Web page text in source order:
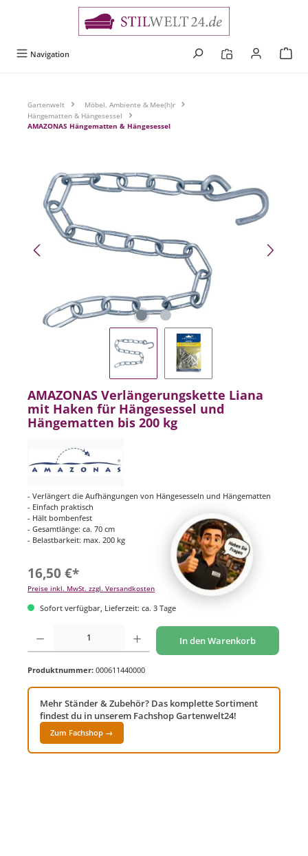
Navigation
Gartenwelt
Möbel, Ambiente & Mee(h)r
Hängematten & Hängesessel
AMAZONAS Hängematten & Hängesessel
Bildergalerie überspringen
AMAZONAS Verlängerungskette Liana
mit Haken für Hängesessel und
Hängematten bis 200 kg
- Verlängert die Aufhängungen von Hängesesseln und Hängematten
- Einfach praktisch
- Hält bombenfest
- Gesamtlänge: ca. 70 cm
- Belastbarkeit: max. 200 kg
16,50 €*
Preise inkl. MwSt. zzgl. Versandkosten
Sofort verfügbar, Lieferzeit: ca. 3 Tage
Produkt Anzahl: Gib den gewünschten Wert ein oder benutze die Schaltflächen um
In den Warenkorb
Produktnummer: 000611440000
Mehr Ständer & Zubehör? Das komplette Sortiment
findest du in unserem Fachshop Gartenwelt24!
Zum Fachshop →